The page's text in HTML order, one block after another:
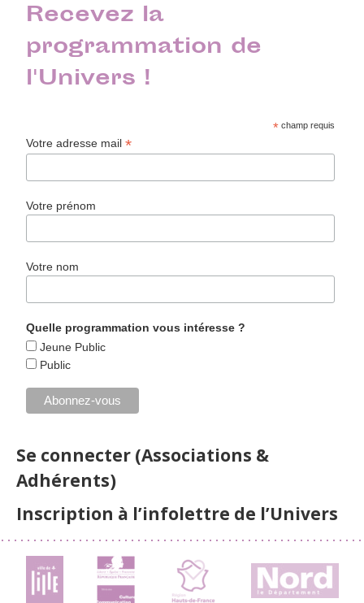
Recevez la
programmation de
l'Univers !
* champ requis
Votre adresse mail*
Votre prénom
Votre nom
Quelle programmation vous intéresse ?
Jeune Public
Public
Se connecter (Associations &
Adhérents)
Inscription à l’infolettre de l’Univers